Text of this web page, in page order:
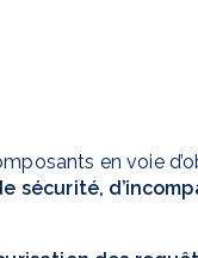
en voie
sécurité,